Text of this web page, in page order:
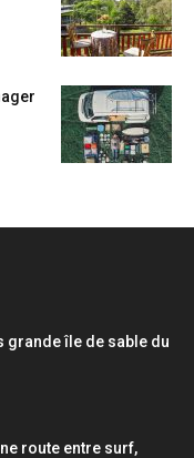
grande île de sable du
route entre surf,